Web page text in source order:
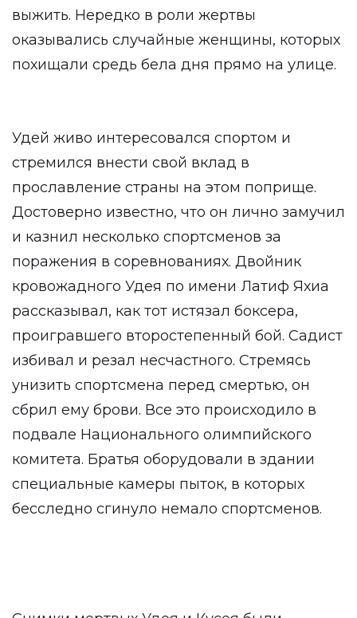
выжить. Нередко в роли жертвы
оказывались случайные женщины, которых
похищали средь бела дня прямо на улице.
Удей живо интересовался спортом и
стремился внести свой вклад в
прославление страны на этом поприще.
Достоверно известно, что он лично замучил
и казнил несколько спортсменов за
поражения в соревнованиях. Двойник
кровожадного Удея по имени Латиф Яхиа
рассказывал, как тот истязал боксера,
проигравшего второстепенный бой. Садист
избивал и резал несчастного. Стремясь
унизить спортсмена перед смертью, он
сбрил ему брови. Все это происходило в
подвале Национального олимпийского
комитета. Братья оборудовали в здании
специальные камеры пыток, в которых
бесследно сгинуло немало спортсменов.